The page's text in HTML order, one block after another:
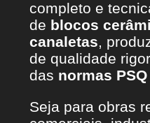
completo e
de blocos
canaletas,
de qualidade
das normas PSQ
Seja para obras